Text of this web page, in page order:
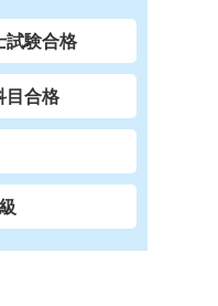
試験合格
目合格